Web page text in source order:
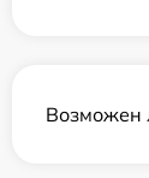
Возможен